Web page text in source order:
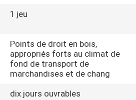
1 jeu
Points de droit en bois,
appropriés forts au climat de
fond de transport de
marchandises et de chang
dix jours ouvrables